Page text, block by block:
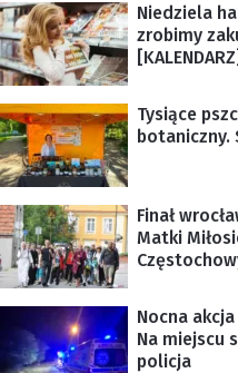
Niedziela
zrobimy
[KALENDARZ]
Tysiące
botaniczny.
Finał
Matki
Nocna
Na miejscu
policja